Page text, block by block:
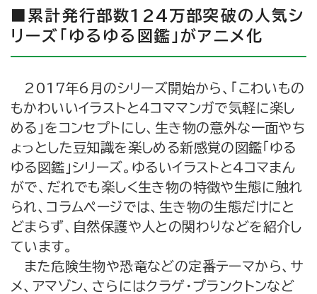
■累計発行部数124万部突破の人気シ
リーズ「ゆるゆる図鑑」がアニメ化
2017年6月のシリーズ開始から、「こわいもの
もかわいいイラストと4コママンガで気軽に楽し
める」をコンセプトにし、生き物の意外な一面やち
ょっとした豆知識を楽しめる新感覚の図鑑「ゆる
ゆる図鑑」シリーズ。ゆるいイラストと4コマまん
がで、だれでも楽しく生き物の特徴や生態に触れ
られ、コラムページでは、生き物の生態だけにと
どまらず、自然保護や人との関わりなどを紹介し
ています。
また危険生物や恐竜などの定番テーマから、サ
メ、アマゾン、さらにはクラゲ・プランクトンなど